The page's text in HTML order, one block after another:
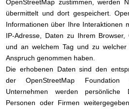
OpenStreetMap zustimmen, werden
übermittelt und dort gespeichert.
Informationen über Ihre Interaktionen
IP-Adresse, Daten zu Ihrem Browser,
und an welchem Tag und zu
Anspruch genommen haben.
Die erhobenen Daten sind den
der OpenStreetMap
Unternehmen werden
Personen oder Firmen